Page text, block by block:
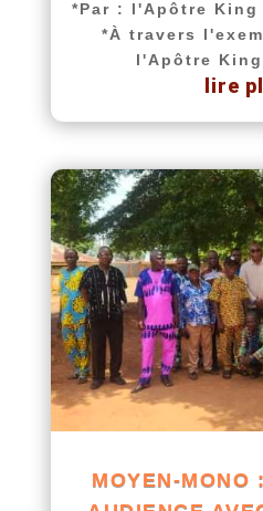
*Par : l'Apôtre King
*À travers
l'Apôtre
lire
MOYEN-MONO